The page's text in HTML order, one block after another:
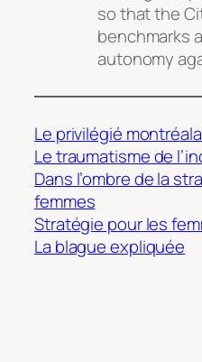
so that the
benchmarks
autonomy
Le privilégié
Le traumatisme de
Dans l’ombre de la
femmes
Stratégie pour les
La blague expliquée